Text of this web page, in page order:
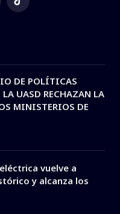
TikTok
DE POLÍTICAS
UASD RECHAZAN LA
MINISTERIOS DE
vuelve a
y alcanza los